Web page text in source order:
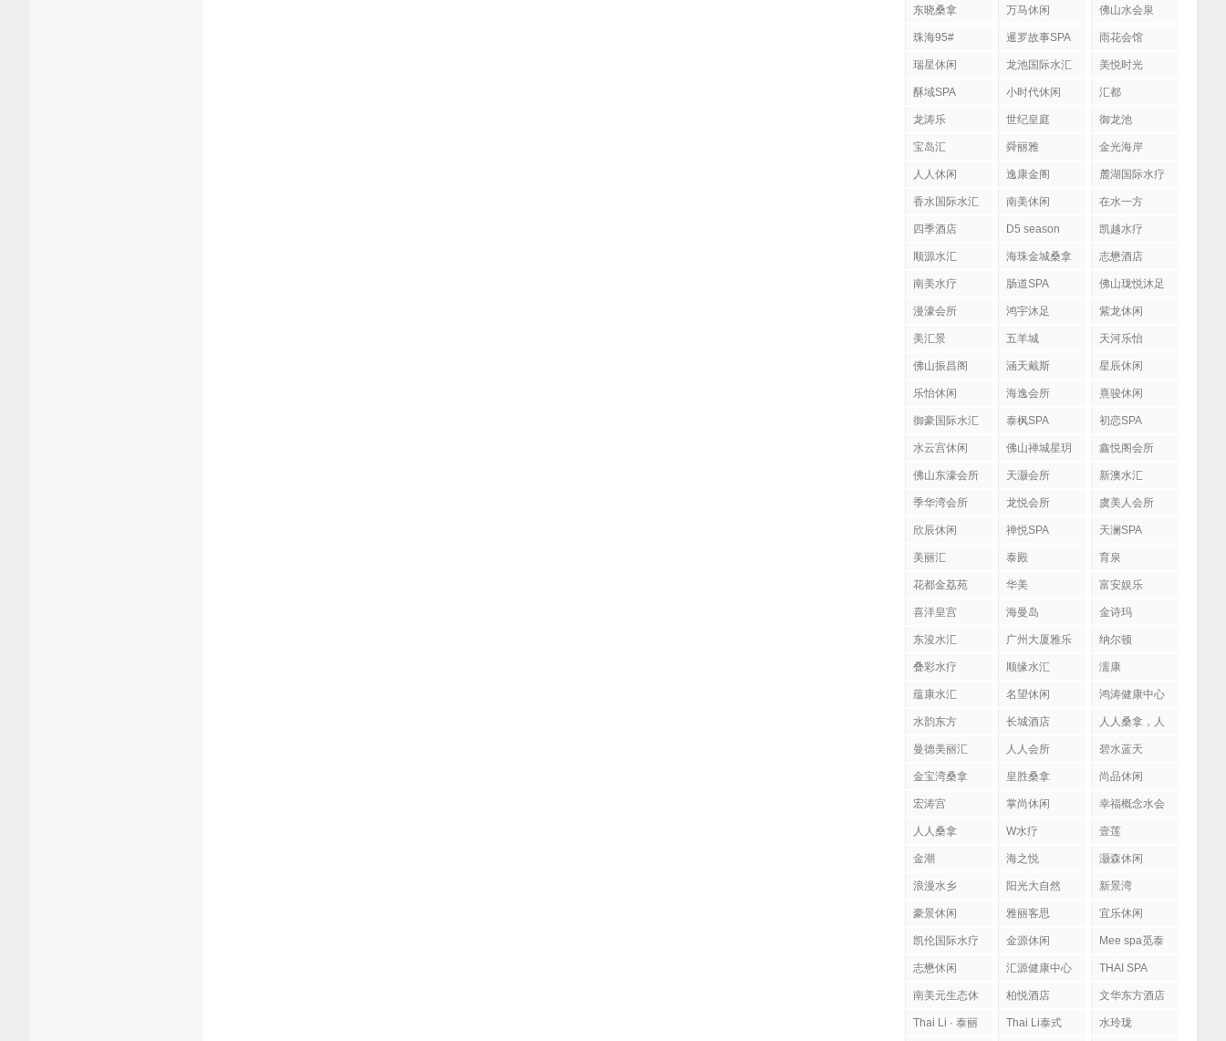
东晓桑拿 万马休闲 佛山水会泉
珠海95# 暹罗故事SPA 雨花会馆
瑞星休闲 龙池国际水汇 美悦时光
酥域SPA 小时代休闲 汇都
龙涛乐 世纪皇庭 御龙池
宝岛汇 舜丽雅 金光海岸
人人休闲 逸康金阁 麓湖国际水疗
香水国际水汇 南美休闲 在水一方
四季酒店 D5 season 凯越水疗
顺源水汇 海珠金城桑拿 志懋酒店
南美水疗 肠道SPA 佛山珑悦沐足
漫濠会所 鸿宇沐足 紫龙休闲
美汇景 五羊城 天河乐怡
佛山振昌阁 涵天戴斯 星辰休闲
乐怡休闲 海逸会所 熹骏休闲
御豪国际水汇 泰枫SPA 初恋SPA
水云宫休闲
佛山禅城星玥
鑫悦阁会所
佛山东濠会所 天灏会所 新澳水汇
季华湾会所 龙悦会所 虞美人会所
欣辰休闲 禅悦SPA 天澜SPA
美丽汇 泰殿 育泉
花都金荔苑 华美 富安娱乐
喜洋皇宫 海曼岛 金诗玛
东浚水汇
广州大厦雅乐
纳尔顿
叠彩水疗 顺缘水汇 濡康
蕴康水汇 名望休闲 鸿涛健康中心
水韵东方 长城酒店
人人桑拿，人
曼德美丽汇 人人会所 碧水蓝天
金宝湾桑拿 皇胜桑拿 尚品休闲
宏涛宫 掌尚休闲 幸福概念水会
人人桑拿 W水疗 壹莲
金潮 海之悦 灏森休闲
浪漫水乡 阳光大自然 新景湾
豪景休闲 雅丽客思 宜乐休闲
凯伦国际水疗 金源休闲
Mee spa觅泰
志懋休闲 汇源健康中心 THAI SPA
南美元生态休
柏悦酒店 文华东方酒店
Thai Li · 泰丽
Thai Li泰式
水玲珑